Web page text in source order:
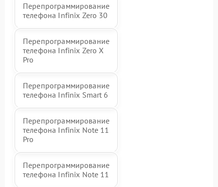
Перепрограммирование
телефона Infinix Zero 30
Перепрограммирование
телефона Infinix Zero X
Pro
Перепрограммирование
телефона Infinix Smart 6
Перепрограммирование
телефона Infinix Note 11
Pro
Перепрограммирование
телефона Infinix Note 11